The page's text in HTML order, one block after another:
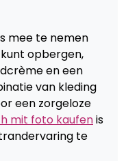
mee te nemen
opbergen,
en een
van kleding
een zorgeloze
mit foto kaufenis
te